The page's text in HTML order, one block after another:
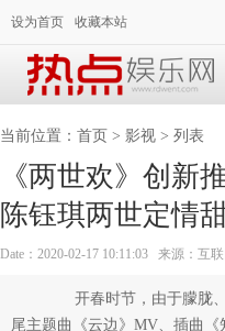
设为首页 收藏本站
当前位置： 首页 > 影视 > 列表
《两世欢》创新
陈钰琪两世定情
Date：2020-02-17 10:11:03 来源：互
开春时节，由于朦胧、
尾主题曲《云边》MV、插曲